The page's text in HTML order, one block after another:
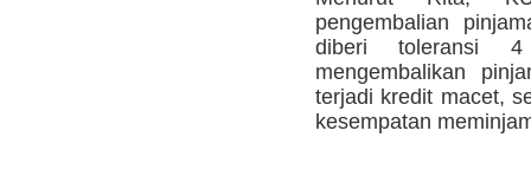
pengembalian
diberi toleransi
mengembalikan
terjadi kredit macet,
kesempatan